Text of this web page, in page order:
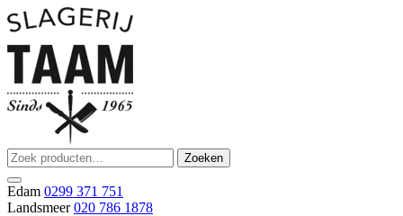
Ga
naar
de
inhoud
Slagerij Taam
slager
Zoeken
naar:
Zoeken
Edam 0299 371 751
Landsmeer 020 786 1878